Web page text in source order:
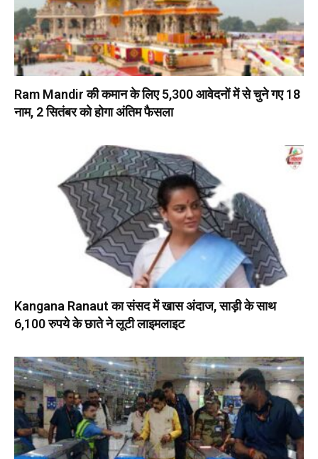
Ram Mandir की कमान के लिए 5,300 आवेदनों में से चुने गए 18
नाम, 2 सितंबर को होगा अंतिम फैसला
Kangana Ranaut का संसद में खास अंदाज, साड़ी के साथ
6,100 रुपये के छाते ने लूटी लाइमलाइट